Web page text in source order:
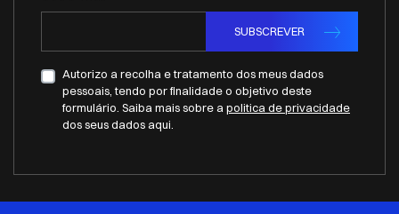
SUBSCREVER
Autorizo a recolha e tratamento dos meus dados
pessoais, tendo por finalidade o objetivo deste
formulário. Saiba mais sobre a politica de privacidade
dos seus dados aqui.